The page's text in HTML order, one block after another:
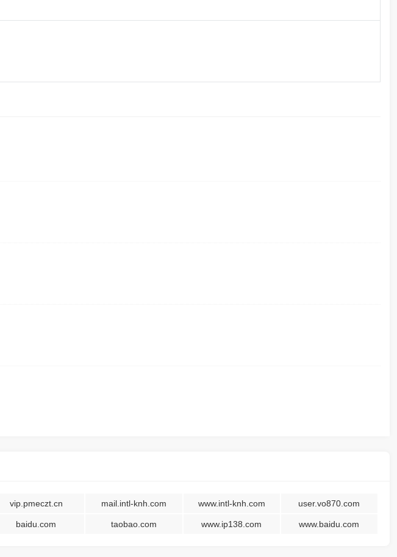
vip.pmeczt.cn mail.intl-knh.com www.intl-knh.com user.vo870.com
baidu.com taobao.com www.ip138.com www.baidu.com